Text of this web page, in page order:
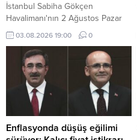
İstanbul Sabiha Gökçen
Havalimanı'nın 2 Ağustos Pazar
günü 919 uçuş ve 174 bin 325
yolcuya hizmet vererek uçuş ve
yolcu rekoru kırdığı bildirildi.
03.08.2026 19:00 0
Enflasyonda düşüş eğilimi